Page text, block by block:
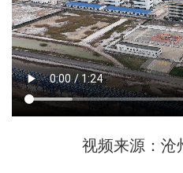
视频来源：沧